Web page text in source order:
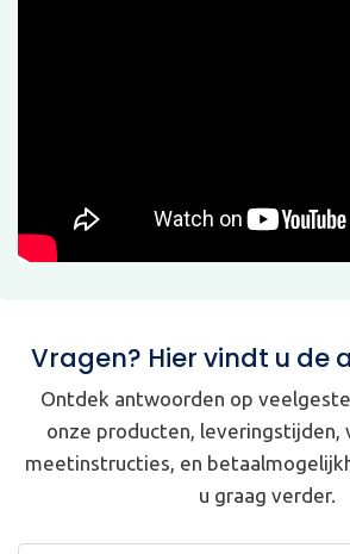
Vragen? Hier vindt u de
Ontdek antwoorden op
onze producten, leveringstijden,
meetinstructies, en
u graag verder.